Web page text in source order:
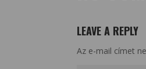
LEAVE A REPLY
Az e-mail címet